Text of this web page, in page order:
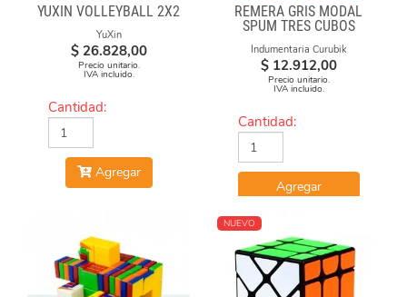
YUXIN VOLLEYBALL 2X2
YuXin
$ 26.828,00
Precio unitario.
IVA incluido.
Cantidad:
Agregar
REMERA GRIS MODAL
SPUM TRES CUBOS
Indumentaria Curubik
$ 12.912,00
Precio unitario.
IVA incluido.
Cantidad:
Agregar
NUEVO